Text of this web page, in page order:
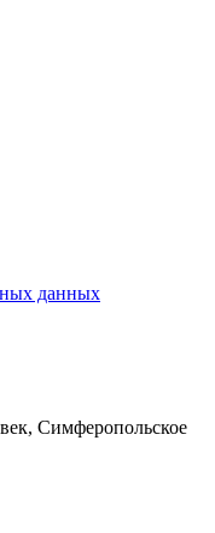
данных
Симферопольское